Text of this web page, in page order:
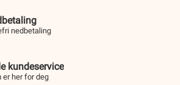
nedbetaling
kundeservice
er her for deg